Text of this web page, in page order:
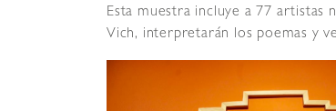
Esta muestra incluye a 77 artistas
Vich, interpretarán los poemas y